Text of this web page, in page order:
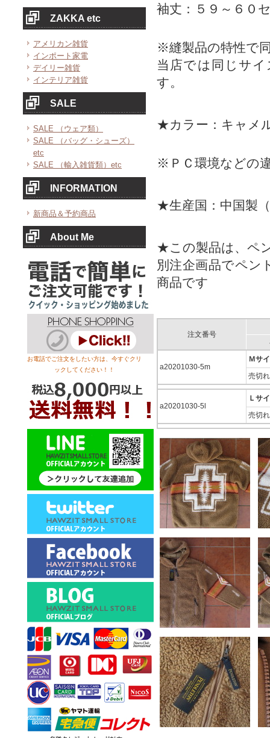
ZAKKA etc
アメリカン雑貨
インポート家電
デイリー雑貨
インテリア雑貨
SALE
SALE （ウェア類）
SALE （バッグ・シューズ）
etc
SALE （輸入雑貨類）etc
INFORMATION
新商品＆予約商品
About Me
お電話でご注文をしたい方は、今すぐクリ
ックしてください！！
袖丈：５９～６０
※縫製品の特性で
当店では同じサ
す。
★カラー：キャメ
※ＰＣ環境などの
★生産国：中国製
★この製品は、ペ
別注企画品でペン
商品です
注文番号
a20201030-5m
Ｍサ
売切れ
a20201030-5l
Ｌサ
売切れ